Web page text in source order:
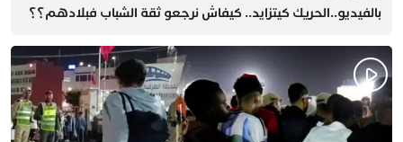
بالفيديو..الحريك كيتزايد.. كيفاش نرجعو ثقة الشباب فبلادهم؟؟